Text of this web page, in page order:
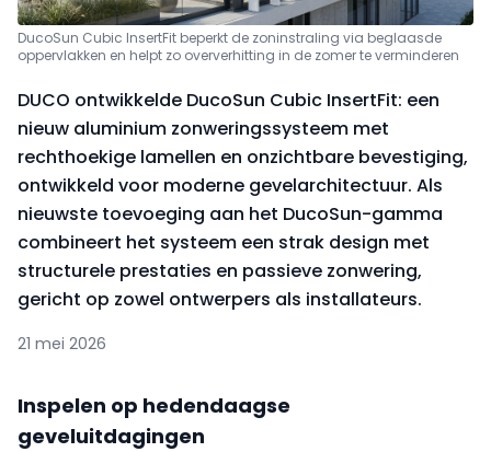
DucoSun Cubic InsertFit beperkt de zoninstraling via beglaasde
oppervlakken en helpt zo oververhitting in de zomer te verminderen
DUCO ontwikkelde DucoSun Cubic InsertFit: een
nieuw aluminium zonweringssysteem met
rechthoekige lamellen en onzichtbare bevestiging,
ontwikkeld voor moderne gevelarchitectuur. Als
nieuwste toevoeging aan het DucoSun-gamma
combineert het systeem een strak design met
structurele prestaties en passieve zonwering,
gericht op zowel ontwerpers als installateurs.
21 mei 2026
Inspelen op hedendaagse
geveluitdagingen